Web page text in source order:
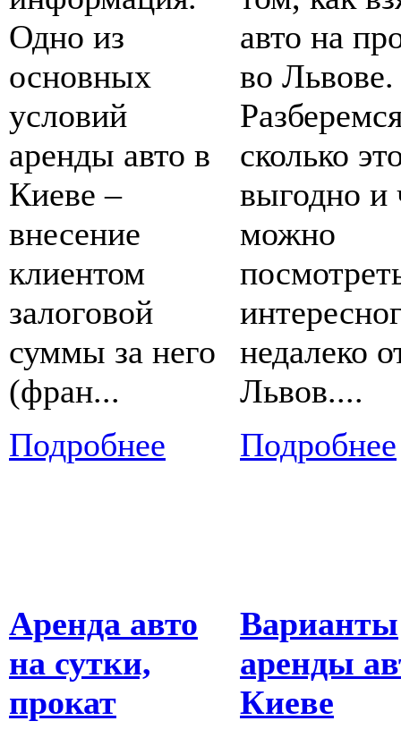
Одно из
основных
условий
аренды авто в
Киеве –
внесение
клиентом
залоговой
суммы за него
(фран...
Подробнее
авто на
во Львове.
сколько
выгодно и
можно
недалеко
Львов....
Подробнее
Аренда авто
на сутки,
прокат
Варианты
аренды
Киеве